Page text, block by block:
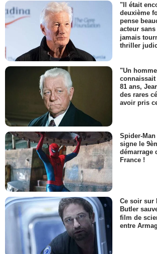
"Il était
deuxième
pense
acteur
jamais
thriller
"Un
81 ans,
des rares
avoir pris
Spider-Man
signe le
démarrage
France !
Ce soir sur
Butler
film de
entre